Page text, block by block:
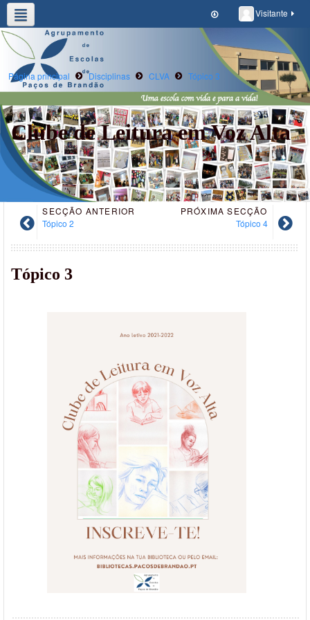
Visitante
Agrupamento Oferta Formativa
Clubes e Projetos
Página principal Disciplinas CLVA Tópico 3
Clube de Leitura em Voz Alta
SECÇÃO ANTERIOR
Tópico 2
PRÓXIMA SECÇÃO
Tópico 4
Tópico 3